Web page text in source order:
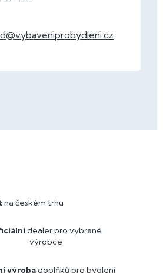
@vybaveniprobydleni.cz
na českém trhu
dealer pro vybrané
výrobce
výrobadoplňků pro bydlení